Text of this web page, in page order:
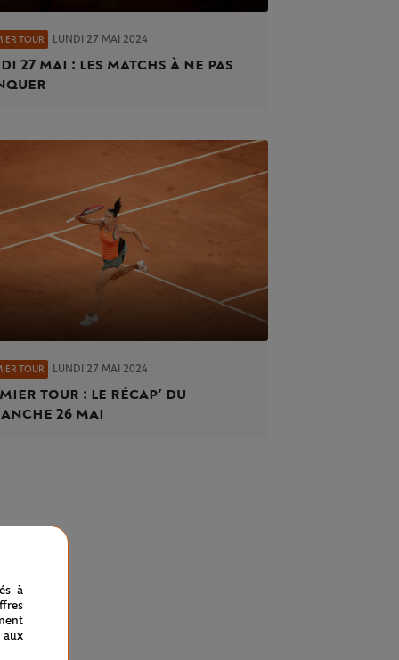
TOUR LUNDI 27 MAI 2024
27 mai : les matchs à ne pas
TOUR LUNDI 27 MAI 2024
tour : le récap’ du
26 mai
à
aux